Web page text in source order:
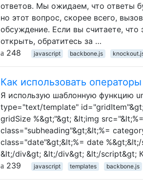
ответов. Мы ожидаем, что ответы
но этот вопрос, скорее всего,
обсуждение. Если вы считаете,
открыть, обратитесь за …
248
javascript backbone.js
Как использовать
Я использую шаблонную функцию
type="text/template"
gridSize %&gt;"&gt; &lt;img
class="subheading"&gt;&lt;%=
class="date"&gt;&lt;%= date
&lt;/div&gt; &lt;/div&gt; &lt;/script&gt;
239
javascript templates backbone.js